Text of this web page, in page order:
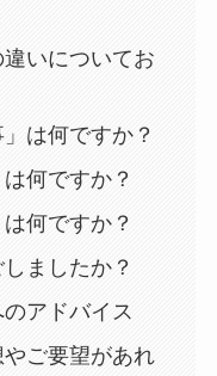
いについてお
は何ですか？
何ですか？
何ですか？
ましたか？
アドバイス
ご要望があれ